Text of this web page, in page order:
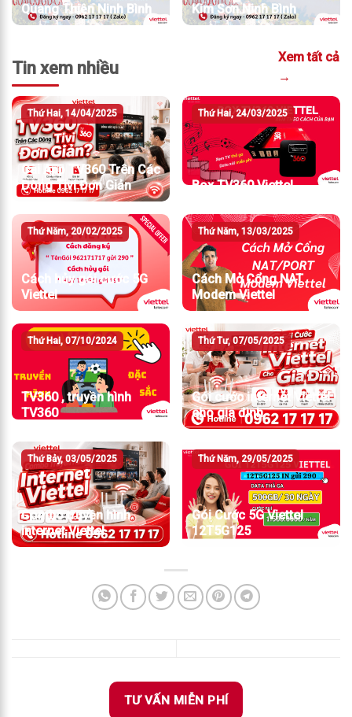
Quang Thiện Ninh Bình
Kim Sơn Ninh Bình
Tin xem nhiều
Xem tất cả
→
Thứ Hai, 14/04/2025
Cài App TV360 Trên Các
Dòng Tivi Đơn Giản
Thứ Hai, 24/03/2025
Box TV360 Viettel
Thứ Năm, 20/02/2025
Cách hủy gói cước 5G
Viettel
Thứ Năm, 13/03/2025
Cách Mở Cổng NAT
Modem Viettel
Thứ Hai, 07/10/2024
TV360 , truyền hình
TV360
Thứ Tư, 07/05/2025
Gói cước internet Viettel
cho gia đình
Thứ Bảy, 03/05/2025
Combo truyền hình
internet Viettel
Thứ Năm, 29/05/2025
Gói Cước 5G Viettel
12T5G125
TƯ VẤN MIỄN PHÍ